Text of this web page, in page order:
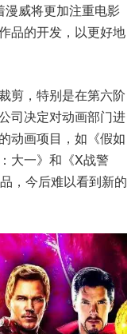
威将更加注重电影
品的开发，以更好地
剪，特别是在第六阶
司决定对动画部门进
动画项目，如《假如
：大一》和《X战警
，今后难以看到新的